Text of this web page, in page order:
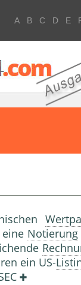
A B C D E
eine Notierung
ein US-